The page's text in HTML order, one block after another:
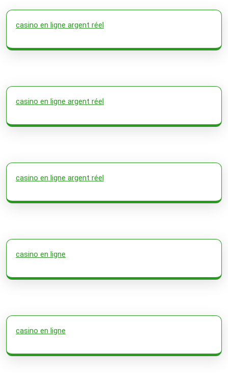
casino en ligne argent réel
casino en ligne argent réel
casino en ligne argent réel
casino en ligne
casino en ligne